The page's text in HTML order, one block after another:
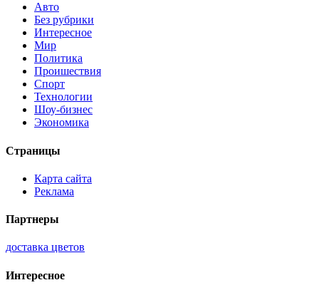
Авто
Без рубрики
Интересное
Мир
Политика
Проишествия
Спорт
Технологии
Шоу-бизнес
Экономика
Страницы
Карта сайта
Реклама
Партнеры
доставка цветов
Интересное